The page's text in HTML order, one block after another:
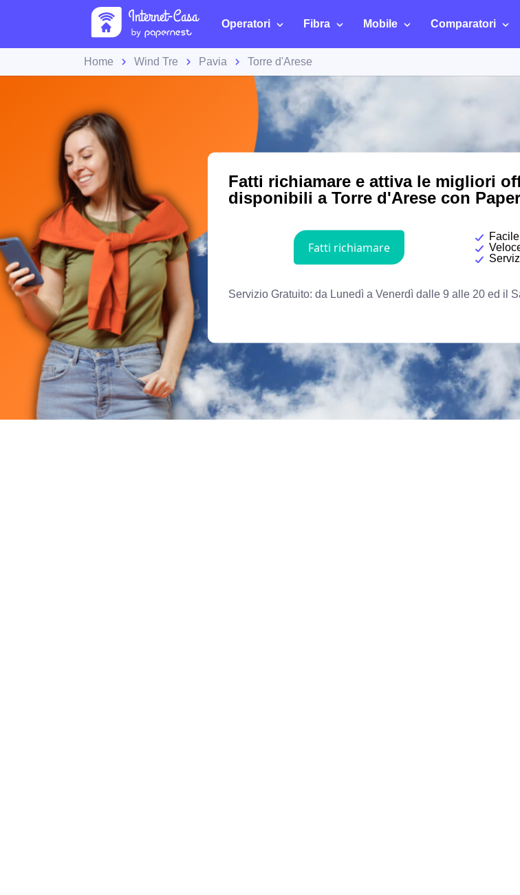
Operatori Fibra Mobile Comparatori
Home Wind Tre Pavia Torre d'Arese